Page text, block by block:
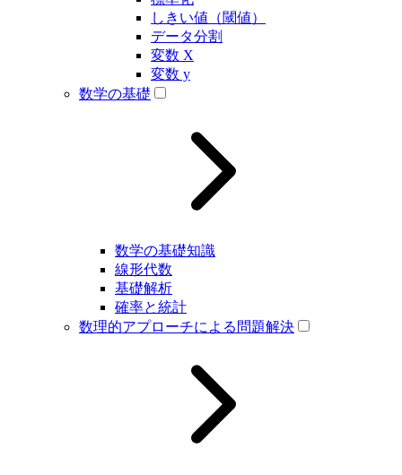
しきい値（閾値）
データ分割
変数 X
変数 y
数学の基礎
数学の基礎知識
線形代数
基礎解析
確率と統計
数理的アプローチによる問題解決